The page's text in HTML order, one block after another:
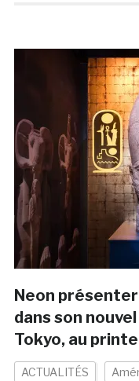
Neon
dans son
Tokyo, au
ACTUALITÉS